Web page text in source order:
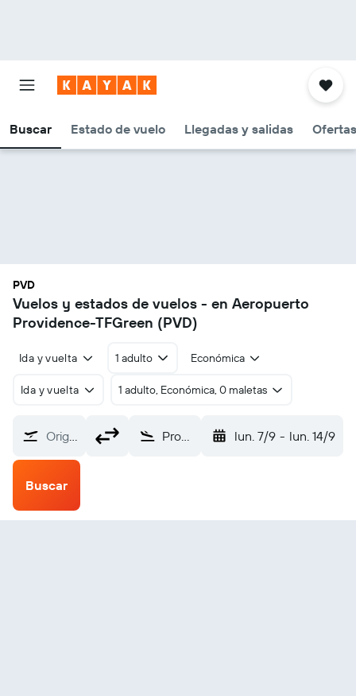
Buscar Estado de vuelo Llegadas y salidas Ofertas
PVD
Vuelos y estados de vuelos - en Aeropuerto
Providence-TFGreen (PVD)
Ida y vuelta 1 adulto Económica
Ida y vuelta 1 adulto, Económica, 0 maletas
Origen Providence-TFGreen (PVD) lun. 7/9 - lun. 14/9
Buscar